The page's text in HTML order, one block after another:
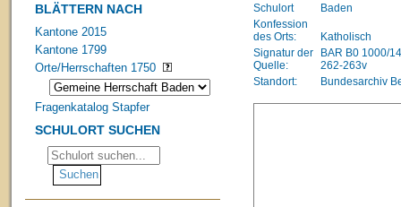
BLÄTTERN NACH
Kantone 2015
Kantone 1799
Orte/Herrschaften 1750
Fragenkatalog Stapfer
SCHULORT SUCHEN
Schulort
Baden
Konfession
des Orts:
Katholisch
Signatur der
Quelle:
BAR B0 1000/
262-263v
Standort:
Bundesarchiv